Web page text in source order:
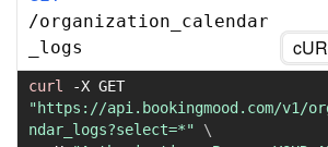
/organization_calendar
_logs
curl -X
"https://api.bookingmood.com/v1/
ndar_logs?select=*"
\